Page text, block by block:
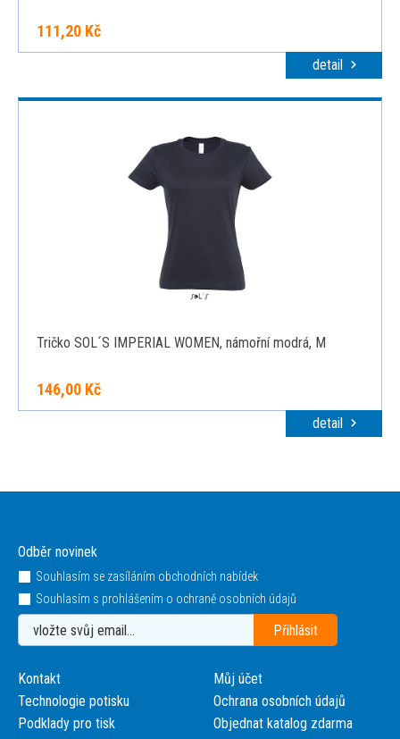
111,20 Kč
detail
Tričko SOL´S IMPERIAL WOMEN, námořní modrá, M
146,00 Kč
detail
Odběr novinek
Souhlasím se zasíláním obchodních nabídek
Souhlasím s prohlášením o ochraně osobních údajů
Kontakt
Technologie potisku
Podklady pro tisk
Můj účet
Ochrana osobních údajů
Objednat katalog zdarma